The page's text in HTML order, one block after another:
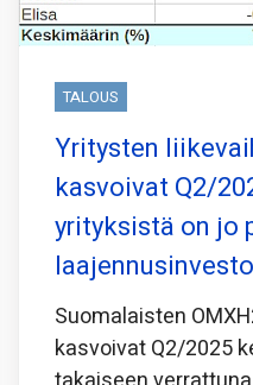
TALOUS
Yritysten
kasvoivat Q2/
yrityksistä on jo
Suomalaisten
kasvoivat Q2/2025